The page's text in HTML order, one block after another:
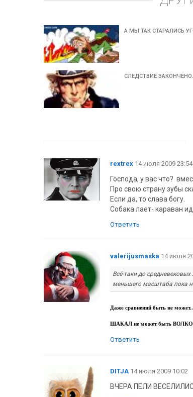
А МЫ ТАК СТАРАЛИСЬ
СЛЕДСТВИЕ
rextrex14 июля 2009 23:54
Господа, у вас что?
Про свою страну зубы
Если да, то слава богу.
Собака лает- караван
Ответить
valerijusmaska 14 июля
Всё-таки до
меньшего масштаба пока
Даже сравнений быть не
ШАКАЛ не может быть
Ответить
DITJA14 июля 2009 10:02
ВЧЕРА ПЕЛИ